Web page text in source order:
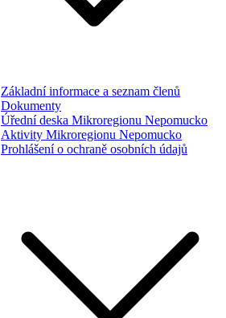
Základní informace a seznam členů
Dokumenty
Úřední deska Mikroregionu Nepomucko
Aktivity Mikroregionu Nepomucko
Prohlášení o ochraně osobních údajů